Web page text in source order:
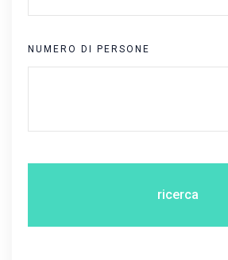
NUMERO DI PERSONE
ricerca